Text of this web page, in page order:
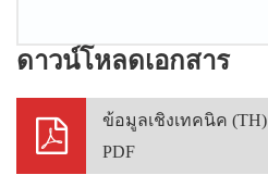
ดาวน์โหลดเอกสาร
ข้อมูลเชิงเทคนิค (TH)
PDF